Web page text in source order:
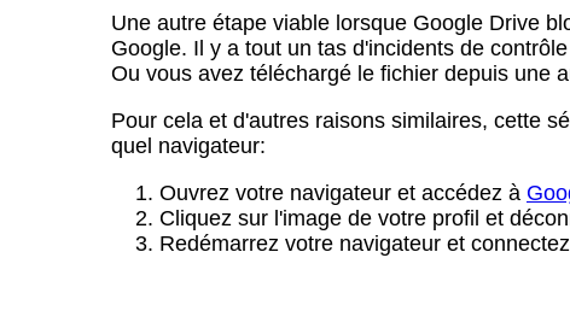
Une autre étape viable lorsque Google Drive
Google. Il y a tout un tas d'incidents de
Ou vous avez téléchargé le fichier depuis une
Pour cela et d'autres raisons similaires, cette
quel navigateur:
Ouvrez votre navigateur et accédez à
Cliquez sur l'image de votre profil et
Redémarrez votre navigateur et